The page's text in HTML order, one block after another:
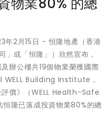
年2月15日 - 恒隆地產（香港
」或「恒隆」）欣然宣布，
辦公樓共19個物業榮獲國際
WELL Building Institute，
評價》（WELL Health-Safe
隆已落成投資物業80%的總